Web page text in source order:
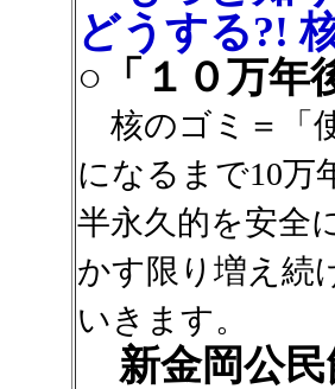
どうする?!
○「１０万年
核のゴミ＝「
になるまで10万
半永久的を安全
かす限り増え続
いきます。
新金岡公